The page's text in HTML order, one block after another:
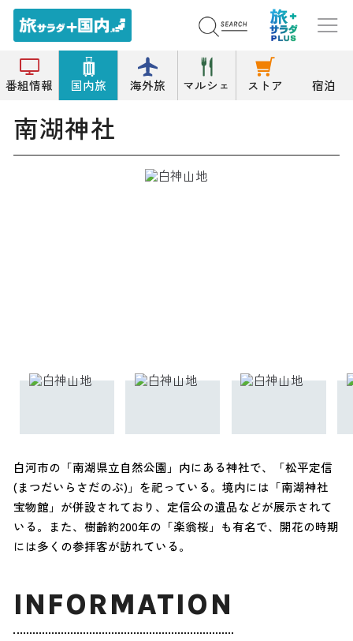
番組情報 国内旅 海外旅 マルシェ ストア 宿泊
トップ 南湖神社
南湖神社
白河市の「南湖県立自然公園」内にある神社で、「松平定信
(まつだいらさだのぶ)」を祀っている。境内には「南湖神社
宝物館」が併設されており、定信公の遺品などが展示されて
いる。また、樹齢約200年の「楽翁桜」も有名で、開花の時期
には多くの参拝客が訪れている。
INFORMATION